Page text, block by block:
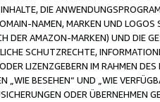
DIE
NAMEN, MARKEN UND
DER AMAZON-MARKEN) UND DIE
SCHUTZRECHTE,
LIZENZGEBERN IM RAHMEN
„WIE BESEHEN“ UND „WIE
ODER ÜBERNEHMEN